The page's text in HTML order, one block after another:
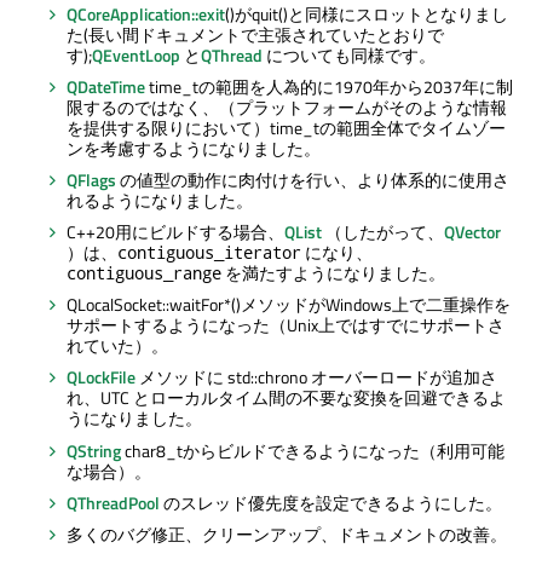
QCoreApplication::exit()がquit()と同様にスロットとなりまし
た(長い間ドキュメントで主張されていたとおりで
す);QEventLoop とQThread についても同様です。
QDateTimetime_tの範囲を人為的に1970年から2037年に制
限するのではなく、（プラットフォームがそのような情報
を提供する限りにおいて）time_tの範囲全体でタイムゾー
ンを考慮するようになりました。
QFlagsの値型の動作に肉付けを行い、より体系的に使用さ
れるようになりました。
C++20用にビルドする場合、 QList （したがって、 QVector
）は、 contiguous_iterator になり、
contiguous_range を満たすようになりました。
QLocalSocket::waitFor*()メソッドがWindows上で二重操作を
サポートするようになった（Unix上ではすでにサポートさ
れていた）。
QLockFileメソッドに std::chrono オーバーロードが追加さ
れ、UTC とローカルタイム間の不要な変換を回避できるよ
うになりました。
QStringchar8_tからビルドできるようになった（利用可能
な場合）。
QThreadPoolのスレッド優先度を設定できるようにした。
多くのバグ修正、クリーンアップ、ドキュメントの改善。